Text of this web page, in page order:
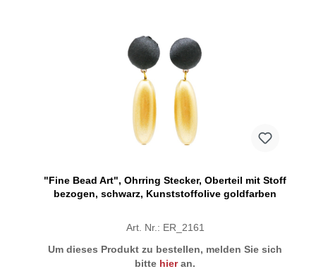
"Fine Bead Art", Ohrring Stecker, Oberteil mit Stoff
bezogen, schwarz, Kunststoffolive goldfarben
Art. Nr.: ER_2161
Um dieses Produkt zu bestellen, melden Sie sich
bitte hieran.